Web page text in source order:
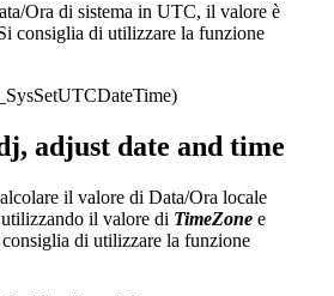
Ora di sistema in UTC, il valore è
consiglia di utilizzare la funzione
adjust date and time
il valore di Data/Ora locale
il valore di TimeZone e
di utilizzare la funzione